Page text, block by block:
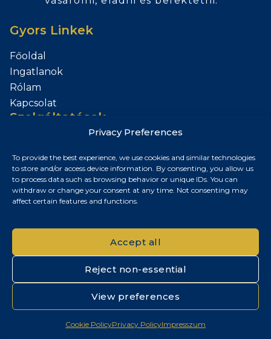
Privacy Preferences
To provide the best experience, we use cookies and similar technologies
to store and/or access device information. By consenting, you allow us
to process data such as browsing behavior or unique IDs. You can
withdraw or change your consent at any time. Not consenting may
affect certain features and functions.
Accept all
Reject non-essential
View preferences
Cookie PolicyPrivacy PolicyImpresszum
Gyors Linkek
Főoldal
Ingatlanok
Rólam
Kapcsolat
Szolgáltatások
Kapcsolat
Budapest, Magyarország
+36 30 687 6790
© 2026 Chris Nagy Real Estate. Minden jog fenntartva.
Adatvédelmi tájékoztató|Cookie szabályzat